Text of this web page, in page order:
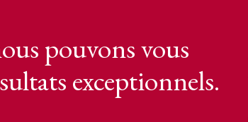
pouvons vous
exceptionnels.